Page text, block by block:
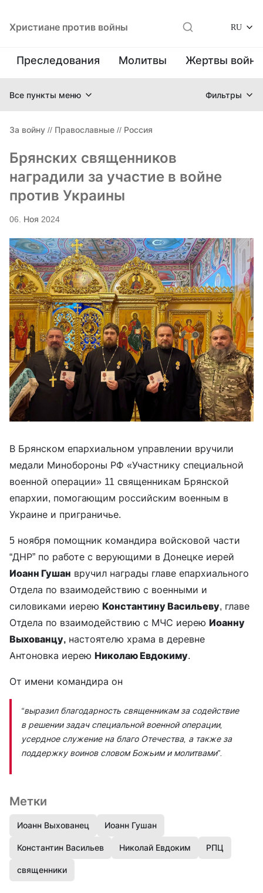
Христиане против войны RU
Преследования Молитвы Жертвы
Все пункты меню Фильтры
За войну // Православные // Россия
Брянских священников
наградили за участие в войне
против Украины
06. Ноя 2024
В Брянском епархиальном управлении вручили
медали Минобороны РФ «Участнику специальной
военной операции» 11 священникам Брянской
епархии, помогающим российским военным в
Украине и приграничье.
5 ноября помощник командира войсковой части
“ДНР” по работе с верующими в Донецке иерей
Иоанн Гушан вручил награды главе епархиального
Отдела по взаимодействию с военными и
силовиками иерею Константину Васильеву, главе
Отдела по взаимодействию с МЧС иерею Иоанну
Выхованцу, настоятелю храма в деревне
Антоновка иерею Николаю Евдокиму.
От имени командира он
“выразил благодарность священникам за содействие
в решении задач специальной военной операции,
усердное служение на благо Отечества, а также за
поддержку воинов словом Божьим и молитвами”.
Метки
Иоанн Выхованец Иоанн Гушан
Константин Васильев Николай Евдоким РПЦ
священники